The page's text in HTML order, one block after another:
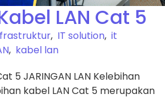
LAN Cat 5
, IT solution, it
, kabel lan
5 JARINGAN LAN Kelebihan
kabel LAN Cat 5 merupakan